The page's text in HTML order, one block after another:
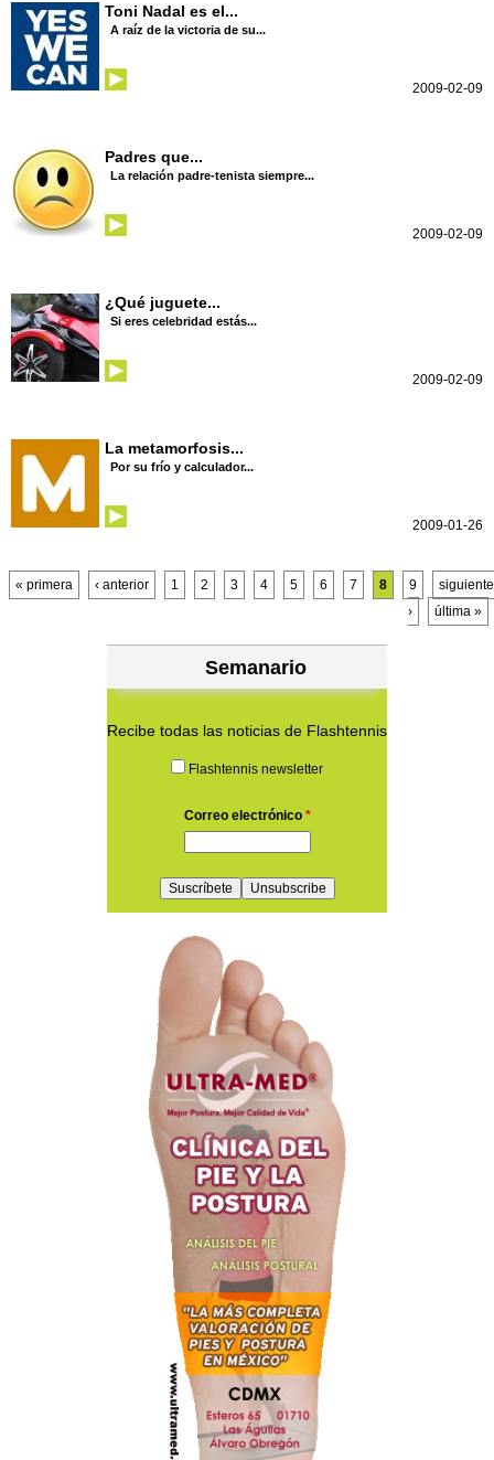
Toni Nadal es el...
A raíz de la victoria de su...
2009-02-09
Padres que...
La relación padre-tenista siempre...
2009-02-09
¿Qué juguete...
Si eres celebridad estás...
2009-02-09
La metamorfosis...
Por su frío y calculador...
2009-01-26
Páginas
« primera ‹ anterior 1 2 3 4 5 6 7 8 9
siguiente
›
última »
Semanario
Recibe todas las noticias de Flashtennis
Flashtennis newsletter
Correo electrónico *